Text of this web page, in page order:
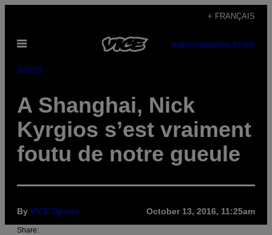
content
+ FRANÇAIS
Open
SUBSCRIBENEWSLETTER
Sports
A Shanghai, Nick
Kyrgios s’est vraiment
foutu de notre gueule
By VICE Sports October 13, 2016, 11:25am
Share: